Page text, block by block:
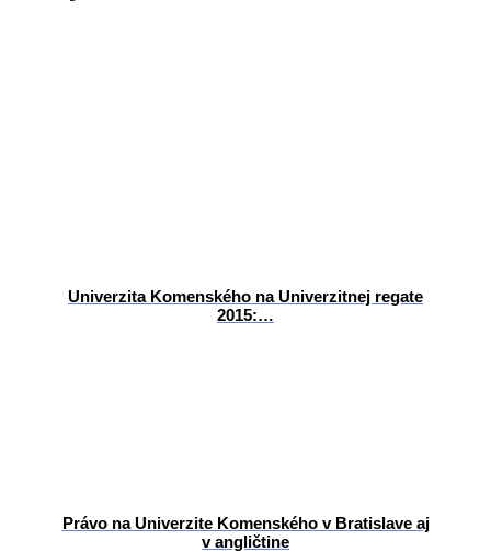
Univerzita Komenského na Univerzitnej regate
2015:…
Právo na Univerzite Komenského v Bratislave aj
v angličtine